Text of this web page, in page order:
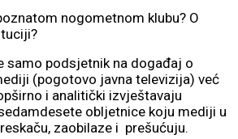
nogometnom klubu? O
samo podsjetnik na događaj o
(pogotovo javna televizija) već
i analitički izvještavaju
obljetnice koju mediji u
zaobilaze i prešućuju.